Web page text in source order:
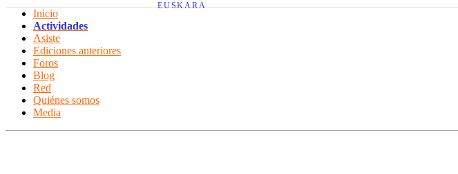
EUSKARA
Inicio
Actividades
Asiste
Ediciones anteriores
Foros
Blog
Red
Quiénes somos
Media